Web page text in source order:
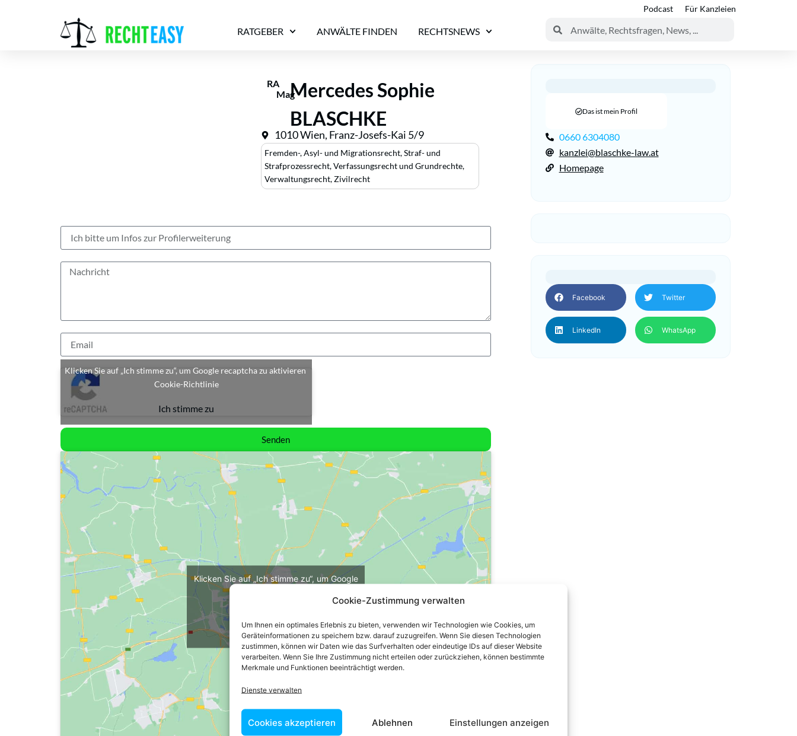
Cookie-Zustimmung verwalten
Um Ihnen ein optimales Erlebnis zu bieten, verwenden wir Technologien wie Cookies, um
Geräteinformationen zu speichern bzw. darauf zuzugreifen. Wenn Sie diesen Technologien
zustimmen, können wir Daten wie das Surfverhalten oder eindeutige IDs auf dieser Website
verarbeiten. Wenn Sie Ihre Zustimmung nicht erteilen oder zurückziehen, können bestimmte
Merkmale und Funktionen beeinträchtigt werden.
Dienste verwalten
Cookies akzeptieren Ablehnen Einstellungen anzeigen
Podcast Für Kanzleien
RATGEBER ANWÄLTE FINDEN RECHTSNEWS
RA
MagMercedes Sophie
BLASCHKE
1010 Wien, Franz-Josefs-Kai 5/9
Fremden-, Asyl- und Migrationsrecht,Straf- und
Strafprozessrecht,Verfassungsrecht und Grundrechte,
Verwaltungsrecht,Zivilrecht
Klicken Sie auf „Ich stimme zu“, um Google recaptcha zu aktivieren
Cookie-Richtlinie
Ich stimme zu
Senden
Klicken Sie auf „Ich stimme zu“, um Google
Ich stimme zu
Das ist mein Profil
0660 6304080
kanzlei@blaschke-law.at
Homepage
Facebook Twitter
LinkedIn WhatsApp